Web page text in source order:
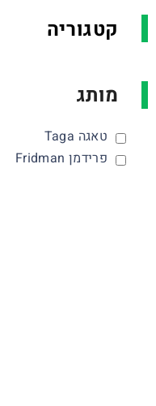
קטגוריה
מותג
טאגה Taga
פרידמן Fridman